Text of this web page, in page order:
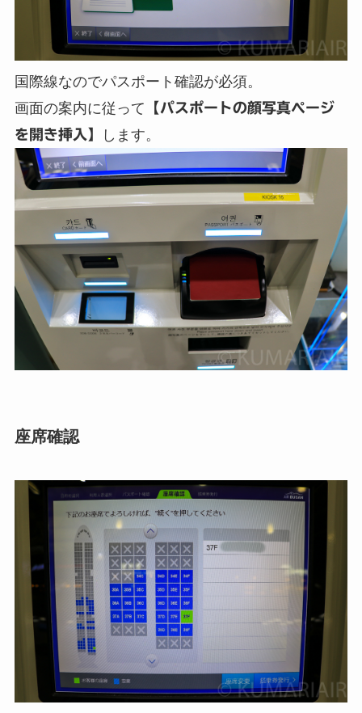
国際線なのでパスポート確認が必須。
画面の案内に従って
【パスポートの顔写真ページ
を開き挿入】
します。
座席確認